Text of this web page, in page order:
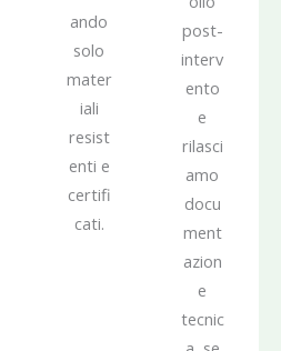
ando
solo
mater
iali
resist
enti e
certifi
cati.
post-
interv
ento
e
rilasci
amo
docu
ment
azion
e
tecnic